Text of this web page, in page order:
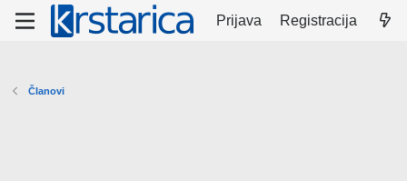
Prijava Registracija
Članovi